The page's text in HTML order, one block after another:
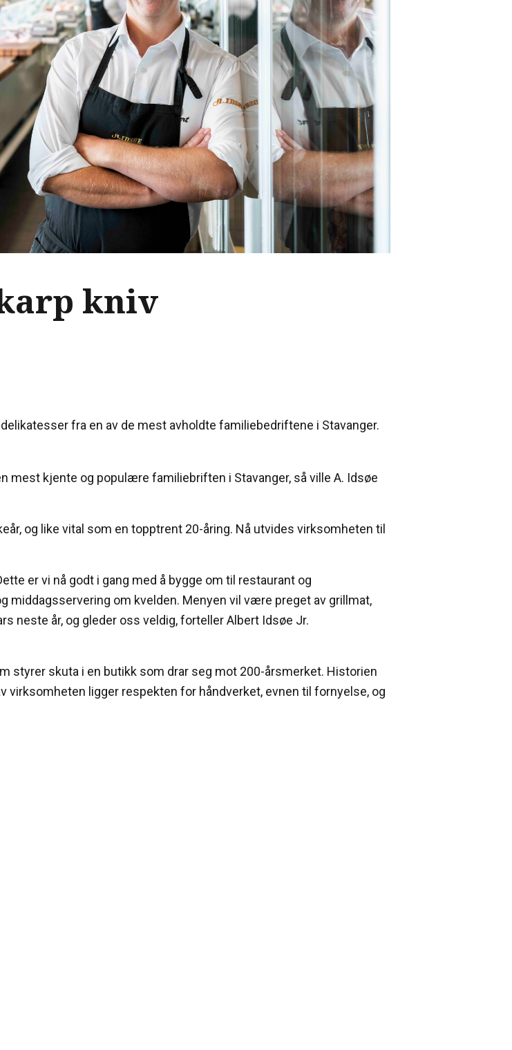
kniv
fra en av de mest avholdte familiebedriftene i Stavanger.
mest kjente og populære familiebriften i Stavanger, så ville A. Idsøe
og like vital som en topptrent 20-åring. Nå utvides virksomheten til
er vi nå godt i gang med å bygge om til restaurant og
middagsservering om kvelden. Menyen vil være preget av grillmat,
neste år, og gleder oss veldig, forteller Albert Idsøe Jr.
styrer skuta i en butikk som drar seg mot 200-årsmerket. Historien
virksomheten ligger respekten for håndverket, evnen til fornyelse, og